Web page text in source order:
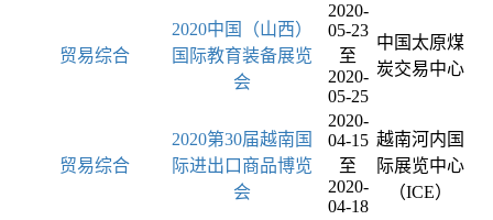
贸易综合
2020中国（山西）
国际教育装备展览
会
2020-
05-23
至
2020-
05-25
中国太原煤
炭交易中心
贸易综合
2020第30届越南国
际进出口商品博览
会
2020-
04-15
至
2020-
04-18
越南河内国
际展览中心
（ICE）